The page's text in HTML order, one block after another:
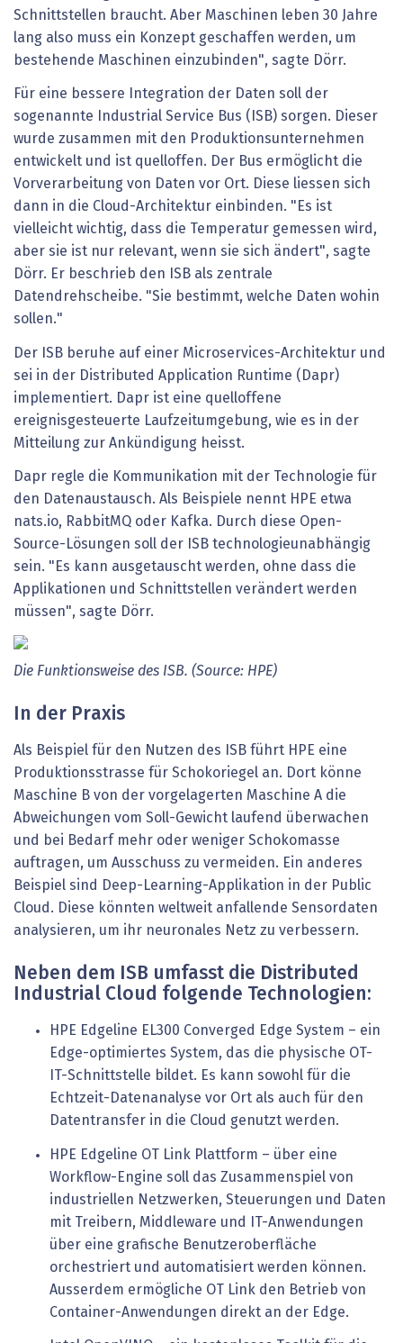
Schnittstellen braucht. Aber Maschinen leben 30 Jahre
lang also muss ein Konzept geschaffen werden, um
bestehende Maschinen einzubinden", sagte Dörr.
Für eine bessere Integration der Daten soll der
sogenannte Industrial Service Bus (ISB) sorgen. Dieser
wurde zusammen mit den Produktionsunternehmen
entwickelt und ist quelloffen. Der Bus ermöglicht die
Vorverarbeitung von Daten vor Ort. Diese liessen sich
dann in die Cloud-Architektur einbinden. "Es ist
vielleicht wichtig, dass die Temperatur gemessen wird,
aber sie ist nur relevant, wenn sie sich ändert", sagte
Dörr. Er beschrieb den ISB als zentrale
Datendrehscheibe. "Sie bestimmt, welche Daten wohin
sollen."
Der ISB beruhe auf einer Microservices-Architektur und
sei in der Distributed Application Runtime (Dapr)
implementiert. Dapr ist eine quelloffene
ereignisgesteuerte Laufzeitumgebung, wie es in der
Mitteilung zur Ankündigung heisst.
Dapr regle die Kommunikation mit der Technologie für
den Datenaustausch. Als Beispiele nennt HPE etwa
nats.io, RabbitMQ oder Kafka. Durch diese Open-
Source-Lösungen soll der ISB technologieunabhängig
sein. "Es kann ausgetauscht werden, ohne dass die
Applikationen und Schnittstellen verändert werden
müssen", sagte Dörr.
Die Funktionsweise des ISB. (Source: HPE)
In der Praxis
Als Beispiel für den Nutzen des ISB führt HPE eine
Produktionsstrasse für Schokoriegel an. Dort könne
Maschine B von der vorgelagerten Maschine A die
Abweichungen vom Soll-Gewicht laufend überwachen
und bei Bedarf mehr oder weniger Schokomasse
auftragen, um Ausschuss zu vermeiden. Ein anderes
Beispiel sind Deep-Learning-Applikation in der Public
Cloud. Diese könnten weltweit anfallende Sensordaten
analysieren, um ihr neuronales Netz zu verbessern.
Neben dem ISB umfasst die Distributed
Industrial Cloud folgende Technologien:
HPE Edgeline EL300 Converged Edge System – ein
Edge-optimiertes System, das die physische OT-
IT-Schnittstelle bildet. Es kann sowohl für die
Echtzeit-Datenanalyse vor Ort als auch für den
Datentransfer in die Cloud genutzt werden.
HPE Edgeline OT Link Plattform – über eine
Workflow-Engine soll das Zusammenspiel von
industriellen Netzwerken, Steuerungen und Daten
mit Treibern, Middleware und IT-Anwendungen
über eine grafische Benutzeroberfläche
orchestriert und automatisiert werden können.
Ausserdem ermögliche OT Link den Betrieb von
Container-Anwendungen direkt an der Edge.